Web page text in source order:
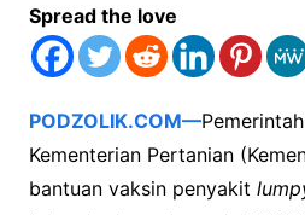
Spread the love
PODZOLIK.COM—
Kementerian Pertanian
bantuan vaksin penyakit